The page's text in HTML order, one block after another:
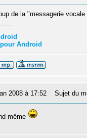
de la "messagerie
Android
2008 à 17:52 Sujet du
même